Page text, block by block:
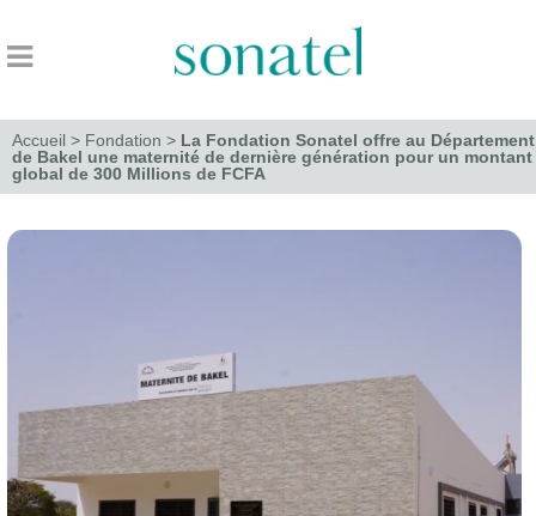
Accueil > Fondation > La Fondation Sonatel offre au Département
de Bakel une maternité de dernière génération pour un montant
global de 300 Millions de FCFA